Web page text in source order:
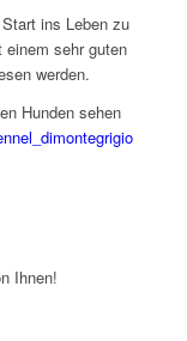
ins Leben zu
sehr guten
werden.
Hunden sehen
Ihnen!